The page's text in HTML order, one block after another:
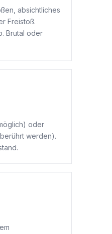
absichtliches
Freistoß.
Brutal oder
oder
werden).